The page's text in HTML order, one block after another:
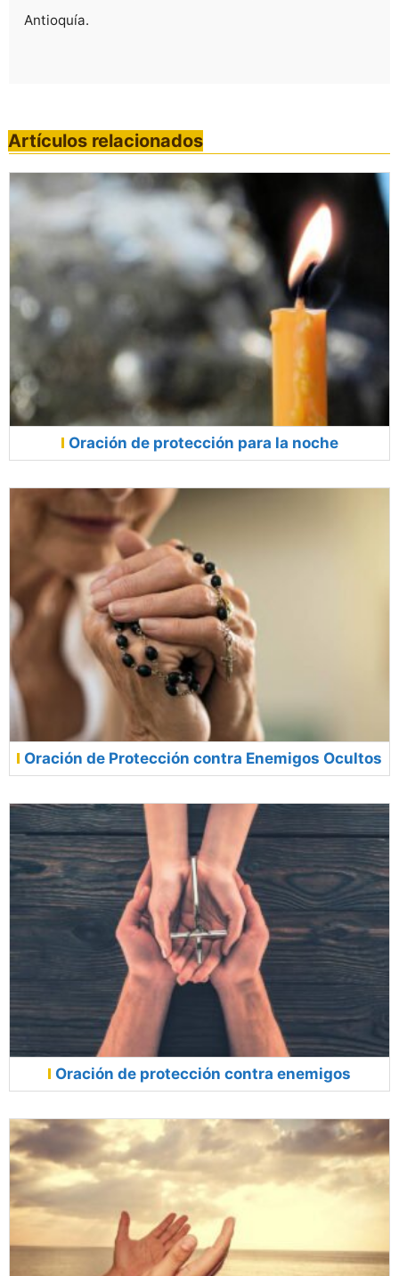
Antioquía.
Artículos relacionados
Oración de protección para la noche
Oración de Protección contra Enemigos Ocultos
Oración de protección contra enemigos